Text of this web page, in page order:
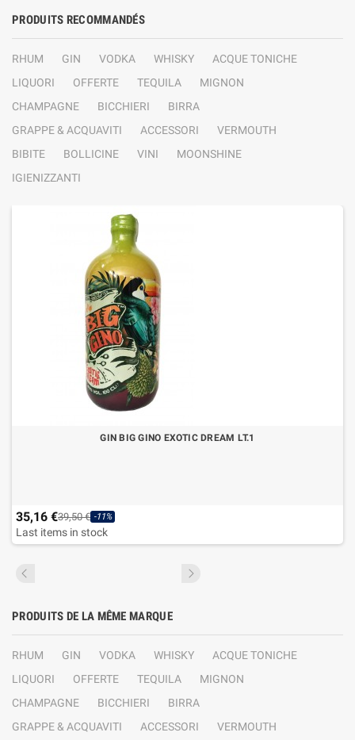
PRODUITS RECOMMANDÉS
RHUM GIN VODKA WHISKY
ACQUE TONICHE
LIQUORI
OFFERTE TEQUILA
MIGNON
CHAMPAGNE
BICCHIERI
BIRRA
GRAPPE & ACQUAVITI
ACCESSORI
VERMOUTH
BIBITE
BOLLICINE VINI
MOONSHINE
IGIENIZZANTI
GIN BIG GINO EXOTIC DREAM LT.1
35,16 €39,50 € -11%
Last items in stock
PRODUITS DE LA MÊME MARQUE
RHUM GIN VODKA WHISKY
ACQUE TONICHE
LIQUORI
OFFERTE TEQUILA
MIGNON
CHAMPAGNE
BICCHIERI
BIRRA
GRAPPE & ACQUAVITI
ACCESSORI VERMOUTH